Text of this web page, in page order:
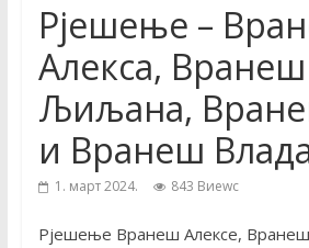
Рјешење –
Алекса, Вранеш
Љиљана,
и Вранеш
1. март 2024. 843 Виеwс
Рјешење Вранеш Алексе,